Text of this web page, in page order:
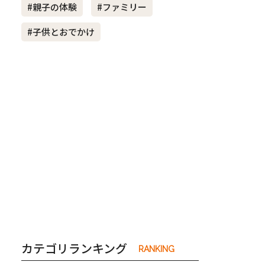
夫婦 #産休
#親子の体験
#ファミリー
#子供とおでかけ
カテゴリランキング RANKING